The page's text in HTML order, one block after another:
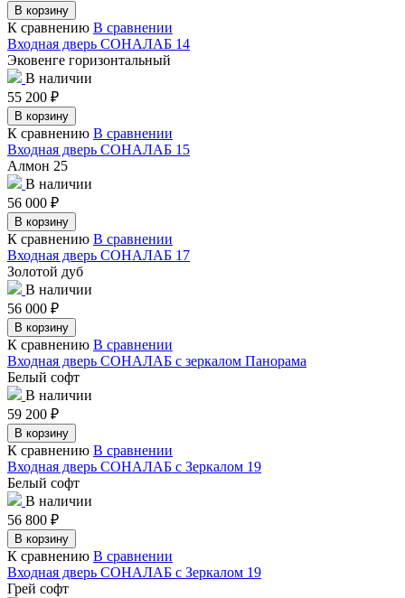
В корзину
К сравнению В сравнении
Входная дверь СОНАЛАБ 14
Эковенге горизонтальный
В наличии
55 200 ₽
В корзину
К сравнению В сравнении
Входная дверь СОНАЛАБ 15
Алмон 25
В наличии
56 000 ₽
В корзину
К сравнению В сравнении
Входная дверь СОНАЛАБ 17
Золотой дуб
В наличии
56 000 ₽
В корзину
К сравнению В сравнении
Входная дверь СОНАЛАБ с зеркалом Панорама
Белый софт
В наличии
59 200 ₽
В корзину
К сравнению В сравнении
Входная дверь СОНАЛАБ с Зеркалом 19
Белый софт
В наличии
56 800 ₽
В корзину
К сравнению В сравнении
Входная дверь СОНАЛАБ с Зеркалом 19
Грей софт